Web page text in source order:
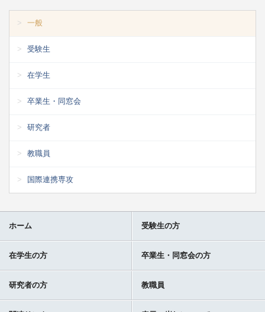
一般
受験生
在学生
卒業生・同窓会
研究者
教職員
国際連携専攻
ホーム 受験生の方
在学生の方 卒業生・同窓会の方
研究者の方 教職員